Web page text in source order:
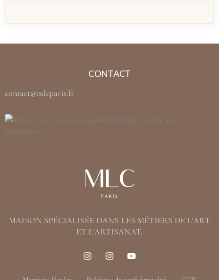
CONTACT
contact@mlcparis.fr
MAISON SPÉCIALISÉE DANS LES MÉTIERS DE L'ART
ET L'ARTISANAT.